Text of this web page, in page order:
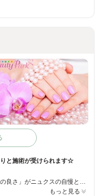
と施術が受けられます☆
「持ちの良さ」「付けごこち」「デザインの良さ」がニュクスの自慢となっております♪ネイルが初めてという方でも安心☆丁寧なカウンセリング＆施術でお客様の理想のデザインに仕上げていきます！！ ぜひ1度試してみてはいかがでしょうか？？
もっと見る